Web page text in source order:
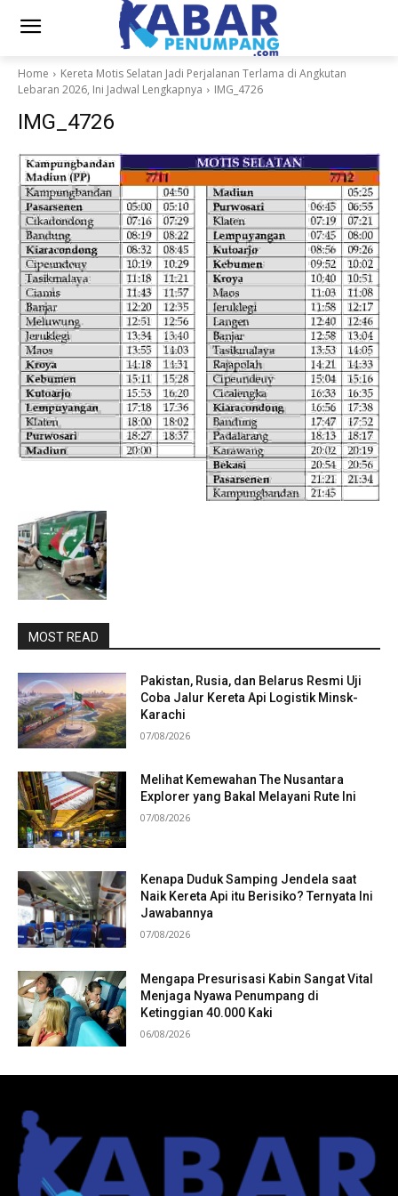
Home
Kereta Motis Selatan Jadi Perjalanan Terlama di Angkutan
Lebaran 2026, Ini Jadwal Lengkapnya
IMG_4726
IMG_4726
MOST READ
Pakistan, Rusia, dan Belarus Resmi Uji
Coba Jalur Kereta Api Logistik Minsk-
Karachi
07/08/2026
Melihat Kemewahan The Nusantara
Explorer yang Bakal Melayani Rute Ini
07/08/2026
Kenapa Duduk Samping Jendela saat
Naik Kereta Api itu Berisiko? Ternyata Ini
Jawabannya
07/08/2026
Mengapa Presurisasi Kabin Sangat Vital
Menjaga Nyawa Penumpang di
Ketinggian 40.000 Kaki
06/08/2026